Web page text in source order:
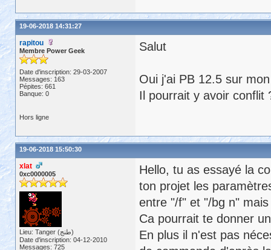
19-06-2018 14:31:27
rapitou
Membre Power Geek
Date d'inscription: 29-03-2007
Messages: 163
Pépites: 661
Banque: 0
Salut
Oui j'ai PB 12.5 sur
Il pourrait y avoir conflit
Hors ligne
19-06-2018 15:50:30
xlat
0xc0000005
Lieu: Tanger (طنج)
Date d'inscription: 04-12-2010
Messages: 725
Hello, tu as essayé la
ton projet les
entre "/f" et "/bg n"
Ca pourrait te donner
En plus il n'est pas